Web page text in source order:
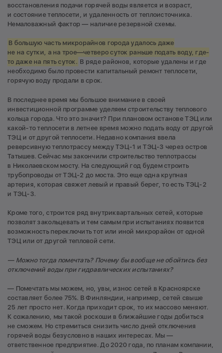
восстановления подачи горячей воды является и возраст,
и состояние теплосети, и удаленность от теплоисточника.
Немаловажный фактор — наличие резервной схемы.
В большую часть микрорайнов города удалось даже
не на сутки, а на трое—четверо суток раньше подать воду, где-
то даже на пять суток. В ряде районов, которые удалены и где
необходимо было провести капитальный ремонт теплосети,
горячую воду продали в срок.
В последнее время мы большое внимание в своей
инвестиционной программе уделяем строительству теплового
кольца города. Что это значит? При плановом останове ТЭЦ или
какой-то теплосети в летнее время можно подать воду от другой
ТЭЦ и от другой теплосети. Недавно компания ввела
реверсивную теплотрассу между ТЭЦ-1 и ТЭЦ-3 через остров
Татышев. Сейчас мы закончили строительство теплотрассы
в Николаевском мосту. На следующий год будем строить
трубопроводы от ТЭЦ-2 до моста. Это еще одна крупная
артерия, которая свяжет левый и правый берег, то есть ТЭЦ-2
и ТЭЦ-3.
Кроме того, строится ряд внутриквартальных сетей, которые
позволят закольцевать и тем самым при испытаниях появится
возможность переключить тот или иной микрорайон от одной
ТЭЦ или от другой тепловой сети.
— Можно тогда помечтать? Почему бы вообще не обойтись без
отключений воды при гидравлических испытаниях?
— Помечтать мы можем, но, увы, износ сетей в Красноярске
составляет более 75%. В Финляндии, например, сетей свыше
25 лет просто нет. Когда приходит срок, то их массово меняют.
К сожалению, мы такой роскоши в ближайшие годы добиться
не сможем. Но стремиться снизить число дней отключения
горячей воды безусловно в наших интересах. Мы —
ответственное предприятие. До 2020 года, по планам компании,